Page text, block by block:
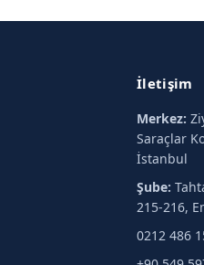
İletişim
Merkez:
Saraçlar
İstanbul
Şube:
215-216,
0212 486